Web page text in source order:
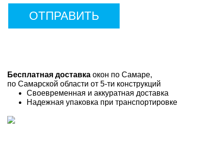
ОТПРАВИТЬ
Бесплатная доставка окон по Самаре,
по Самарской области от 5-ти конструкций
Своевременная и аккуратная доставка
Надежная упаковка при транспортировке